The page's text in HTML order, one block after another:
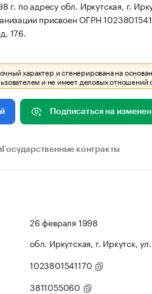
г. по адресу обл. Иркутская, г.
присвоен ОГРН
176.
характер и сгенерирована на
и не имеет деловых
Подписаться на
Государственные контракты
26 февраля 1998
обл. Иркутская, г. Иркутск,
1023801541170
3811055060